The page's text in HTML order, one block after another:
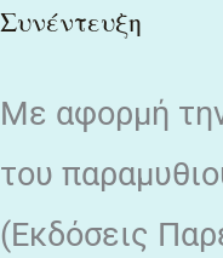
Συνέντευξη
Με αφορμή
του
(Εκδόσεις
στον
Χατζηκώστα